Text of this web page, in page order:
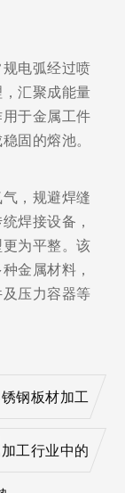
电弧经过喷
汇聚成能量
于金属工件
固的熔池。
，规避焊缝
焊接设备，
为平整。该
金属材料，
压力容器等
钢板材加工
工行业中的